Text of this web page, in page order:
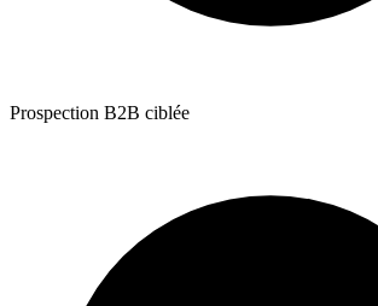
Prospection B2B ciblée